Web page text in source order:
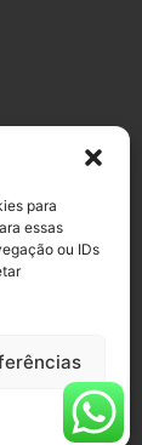
para
essas
ou IDs